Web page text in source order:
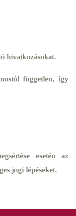
hivatkozásokat.
független, így
esetén az
jogi lépéseket.